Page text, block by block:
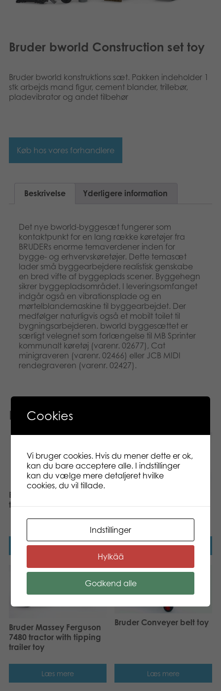
Bruder bworld Construction set toy
Bruder bworld konstruktions sæt. Pakken indeholder 1
stk arbejds mand figur, cement blander, trillebør,
pladevibrator og andet tilbehør
Køb hos vores forhandlere
Beskrivelse Yderligere information
Det nye bworld-byggesæt fungerer som
kontaktpunkt for en lang række køretøjer fra
BRUDERs enorme temaverdener inden for
bygge- og erhvervskøretøjer. Dette temasæt
lader små byggearbejdere realistisk genskabe
en bred vifte af byggeplads scener. Byggehegn
sikrer byggepladsområdet. I leveringsomfanget
indgår også en vibrationsplade og en
mørtelblandemaskine til byggearbejdet. Der
medfølger naturligvis også et mobilt toilet til
bygningsarbejderen. bworld byggesættet er
særligt velegnet som forlængelse til MB Sprinter
kommunalt køretøj (varenr. 02677), Cat
minigraveren (varenr. 02466) eller JCB MIDI
rendegraveren (varenr. 02427).
Relaterede varer
Bruder CAT Compact
track loader toy
Læs mere
Bruder Claas Nectis 267 F
tractor toy
Læs mere
Bruder Massey Ferguson
7480 tractor with tipping
trailer toy
Læs mere
Bruder Conveyer belt toy
Læs mere
Cookies
Vi bruger cookies. Hvis du mener dette er ok,
kan du bare acceptere alle. I indstillinger
kan du vælge mere detaljeret hvilke
cookies, du vil tillade.
Indstillinger
Hylkää
Godkend alle